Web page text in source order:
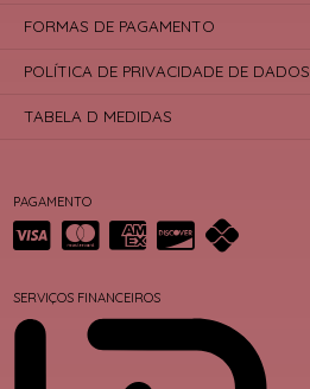
PAGAMENTO
SERVIÇOS FINANCEIROS
FORMAS DE PAGAMENTO
POLÍTICA DE PRIVACIDADE DE DADOS
TABELA D MEDIDAS